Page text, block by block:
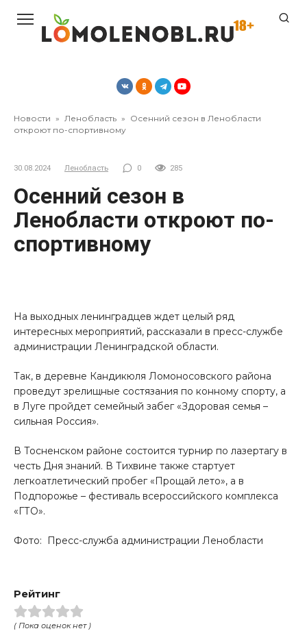
Новости » Ленобласть » Осенний сезон в Ленобласти
откроют по-спортивному
30.08.2024 Ленобласть 0 285
Осенний сезон в
Ленобласти откроют по-
спортивному
На выходных ленинградцев ждет целый ряд
интересных мероприятий, рассказали в пресс-службе
администрации Ленинградской области.
Так, в деревне Кандикюля Ломоносовского района
проведут зрелищные состязания по конному спорту, а
в Луге пройдет семейный забег «Здоровая семья –
сильная Россия».
В Тосненском районе состоится турнир по лазертагу в
честь Дня знаний. В Тихвине также стартует
легкоатлетический пробег «Прощай лето», а в
Подпорожье – фестиваль всероссийского комплекса
«ГТО».
Фото: Пресс-служба администрации Ленобласти
Рейтинг
( Пока оценок нет )